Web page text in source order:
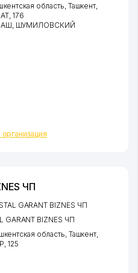
область Ташкент
, 176
ШУМИЛОВСКИЙ
ЧП
GARANT BIZNES ЧП
GARANT BIZNES ЧП
область Ташкент
, 125